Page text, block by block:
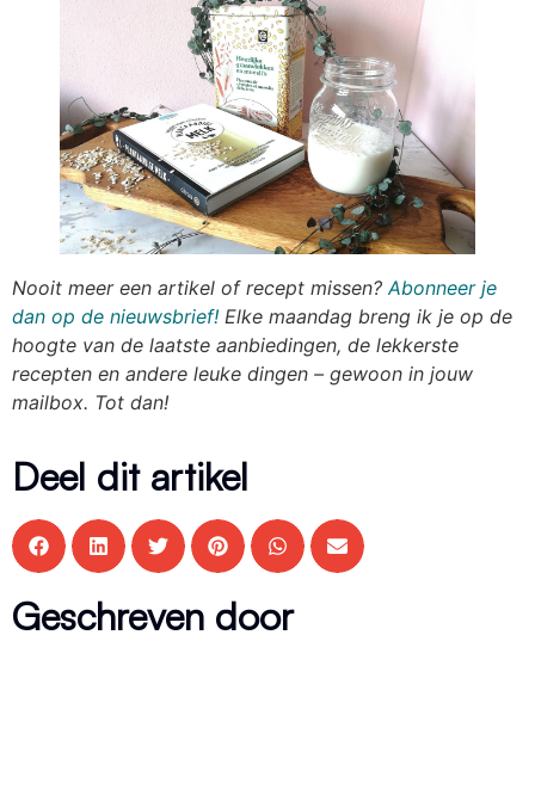
Nooit meer een artikel of recept missen? Abonneer je
dan op de nieuwsbrief! Elke maandag breng ik je op de
hoogte van de laatste aanbiedingen, de lekkerste
recepten en andere leuke dingen – gewoon in jouw
mailbox. Tot dan!
Deel dit artikel
Geschreven door